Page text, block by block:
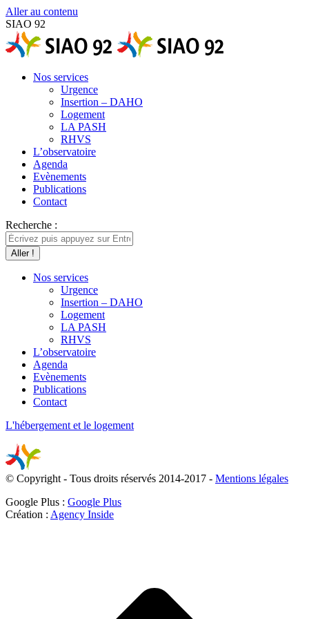
Aller au contenu
SIAO 92
Nos services
Urgence
Insertion – DAHO
Logement
LA PASH
RHVS
L’observatoire
Agenda
Evènements
Publications
Contact
Recherche :
Nos services
Urgence
Insertion – DAHO
Logement
LA PASH
RHVS
L’observatoire
Agenda
Evènements
Publications
Contact
L'hébergement et le logement
© Copyright - Tous droits réservés 2014-2017 - Mentions légales
Google Plus : Google Plus
Création : Agency Inside